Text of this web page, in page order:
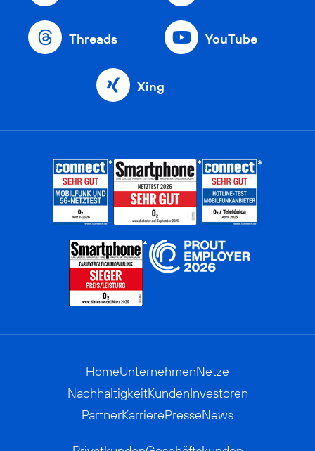
Threads YouTube
Xing
HomeUnternehmenNetze
NachhaltigkeitKundenInvestoren
PartnerKarrierePresseNews